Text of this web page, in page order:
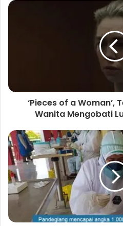
i
t
e
‘Pieces of a Woman’,
Wanita Mengobati